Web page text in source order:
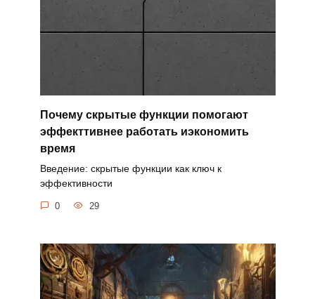
Почему скрытые функции помогают
эффекттивнее работать иэкономить
время
Введение: скрытые функции как ключ к
эффективности
0 29